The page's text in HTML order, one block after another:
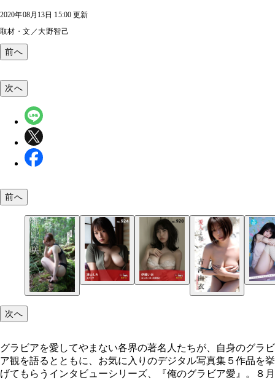
2020年08月13日 15:00 更新
取材・文／大野智己
前へ
次へ
前へ
次へ
グラビアを愛してやまない各界の著名人たちが、自身のグラビ
ア観を語るとともに、お気に入りのデジタル写真集５作品を挙
げてもらうインタビューシリーズ、『俺のグラビア愛』。８月